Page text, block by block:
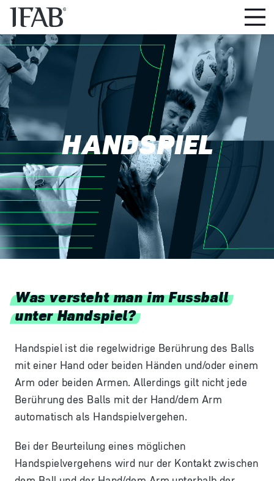
HANDSPIEL
Was versteht man im Fussball
unter Handspiel?
Handspiel ist die regelwidrige Berührung des Balls
mit einer Hand oder beiden Händen und/oder einem
Arm oder beiden Armen. Allerdings gilt nicht jede
Berührung des Balls mit der Hand/dem Arm
automatisch als Handspielvergehen.
Bei der Beurteilung eines möglichen
Handspielvergehens wird nur der Kontakt zwischen